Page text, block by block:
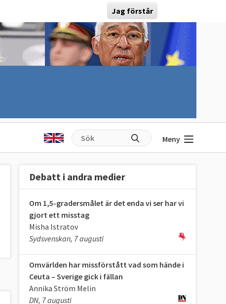
Jag förstår
Meny
Debatt i andra medier
Om 1,5-gradersmålet är det enda vi ser har vi
gjort ett misstag
Misha Istratov
Sydsvenskan, 7 augusti
Omvärlden har missförstått vad som hände i
Ceuta – Sverige gick i fällan
Annika Ström Melin
DN, 7 augusti